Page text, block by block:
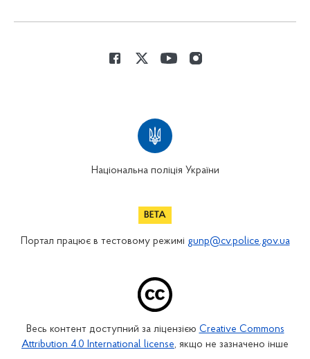
Національна поліція України
Портал працює в тестовому режимі gunp@cv.police.gov.ua
Весь контент доступний за ліцензією Creative Commons
Attribution 4.0 International license, якщо не зазначено інше